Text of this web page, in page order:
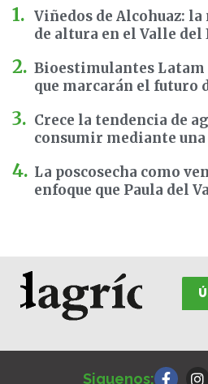
Viñedos de Alcohuaz:
de altura en el Valle del
Bioestimulantes Latam
que marcarán el futuro
Crece la tendencia de
consumir mediante
La poscosecha como
enfoque que Paula del
Siguenos:
a
n